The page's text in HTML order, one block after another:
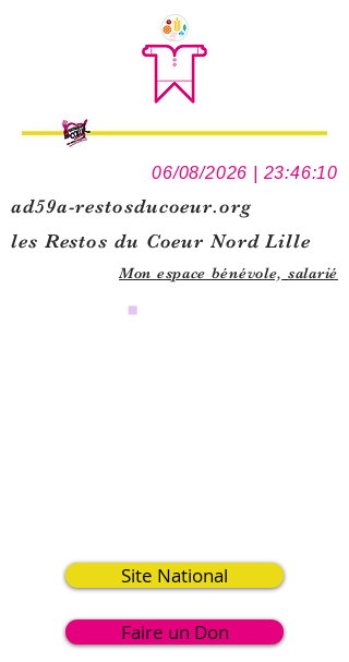
06/08/2026 | 23:46:10
ad59a-restosducoeur.org
les Restos du Coeur Nord Lille
Mon espace bénévole, salarié
Site National
Faire un Don